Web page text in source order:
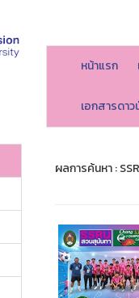
หน้าแรก
เอกสารดา
ผลการค้นหา :